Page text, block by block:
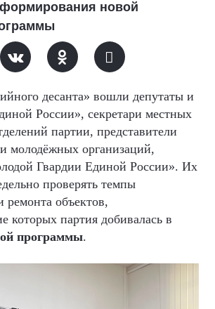
новой
десанта» вошли депутаты и
России», секретари местных
партии, представители
молодёжных организаций,
Гвардии Единой России». Их
проверять темпы
ремонта объектов,
которых партия добивалась в
программы.